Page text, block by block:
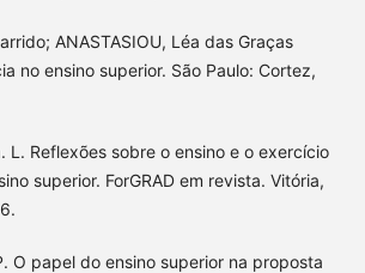
ANASTASIOU, Léa das Graças
no ensino superior. São Paulo: Cortez,
L. Reflexões sobre o ensino e o exercício
superior. ForGRAD em revista. Vitória,
O papel do ensino superior na proposta